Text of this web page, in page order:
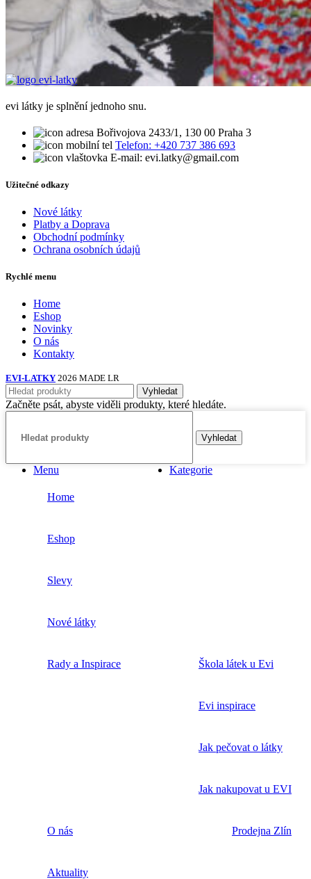
evi látky je splnění jednoho snu.
Bořivojova 2433/1, 130 00 Praha 3
Telefon: +420 737 386 693
E-mail: evi.latky@gmail.com
Užitečné odkazy
Nové látky
Platby a Doprava
Obchodní podmínky
Ochrana osobních údajů
Rychlé menu
Home
Eshop
Novinky
O nás
Kontakty
EVI-LATKY 2026 MADE LR
Vyhledat
Začněte psát, abyste viděli produkty, které hledáte.
Vyhledat
Menu Kategorie
Home
Eshop
Slevy
Nové látky
Rady a Inspirace Škola látek u Evi
Evi inspirace
Jak pečovat o látky
Jak nakupovat u EVI
O nás Prodejna Zlín
Aktuality